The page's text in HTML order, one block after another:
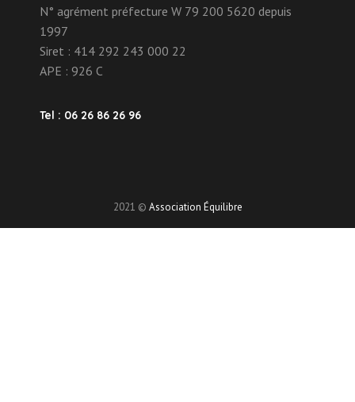
N° agrément préfecture W 79 200 5620 depuis
1997
Siret : 414 292 243 000 22
APE : 926 C
Tel : 06 26 86 26 96
2021 © Association Équilibre